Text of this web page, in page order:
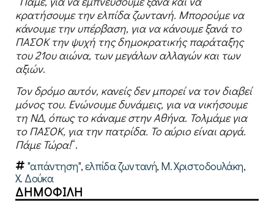
κρατήσουμε την ελπίδα ζωντανή. Μπορούμε να
κάνουμε την υπέρβαση, για να κάνουμε ξανά το
ΠΑΣΟΚ την ψυχή της δημοκρατικής παράταξης
του 21ου αιώνα, των μεγάλων αλλαγών και των
αξιών.
Τον δρόμο αυτόν, κανείς δεν μπορεί να τον διαβεί
μόνος του. Ενώνουμε δυνάμεις, για να νικήσουμε
τη ΝΔ, όπως το κάναμε στην Αθήνα. Τολμάμε για
το ΠΑΣΟΚ, για την πατρίδα. Το αύριο είναι αργά.
Πάμε Τώρα!“.
"απάντηση",ελπίδα ζωντανή, Μ. Χριστοδουλάκη,
Χ. Δούκα
ΔΗΜΟΦΙΛΗ